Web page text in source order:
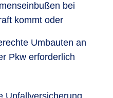
bei
kommt oder
Umbauten an
Pkw erforderlich
Unfallversicherung